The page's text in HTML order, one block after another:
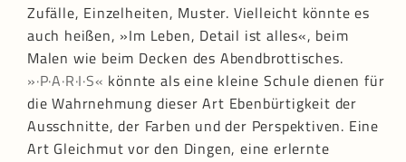
Zufälle, Einzelheiten, Muster. Vielleicht könnte es
auch heißen, »Im Leben, Detail ist alles«, beim
Malen wie beim Decken des Abendbrottisches.
»·P·A·R·I·S« könnte als eine kleine Schule dienen für
die Wahrnehmung dieser Art Ebenbürtigkeit der
Ausschnitte, der Farben und der Perspektiven. Eine
Art Gleichmut vor den Dingen, eine erlernte